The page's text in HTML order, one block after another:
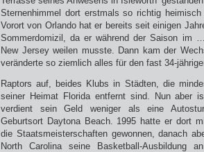
Sternenhimmel dort erstmals so richtig
Vorort von Orlando hat er bereits seit einigen
Sommerdomizil, da er während der Saison
New Jersey weilen musste. Dann kam der
veränderte so ziemlich alles für den fast 34-
Raptors auf, beides Klubs in Städten, die
seiner Heimat Florida entfernt sind. Nun aber
verdient sein Geld weniger als eine
Geburtsort Daytona Beach. 1995 hatte er dort
die Staatsmeisterschaften gewonnen, danach
North Carolina seine Basketball-Ausbildung